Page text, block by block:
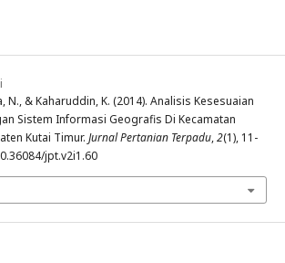
N., & Kaharuddin, K. (2014). Analisis Kesesuaian
Sistem Informasi Geografis Di Kecamatan
Kutai Timur. Jurnal Pertanian Terpadu,2(1), 11-
jpt.v2i1.60